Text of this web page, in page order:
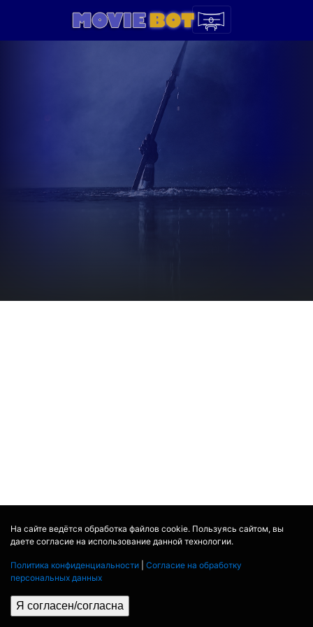
На сайте ведётся обработка файлов cookie. Пользуясь сайтом, вы
даете согласие на использование данной технологии.
Политика конфиденциальности
Согласие на обработку
персональных данных
Я согласен/согласна